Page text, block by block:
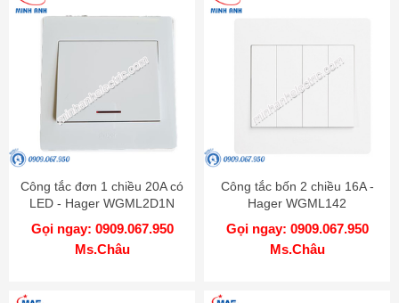
Công tắc đơn 1 chiều 20A có
LED - Hager WGML2D1N
Gọi ngay: 0909.067.950
Ms.Châu
Công tắc bốn 2 chiều 16A -
Hager WGML142
Gọi ngay: 0909.067.950
Ms.Châu